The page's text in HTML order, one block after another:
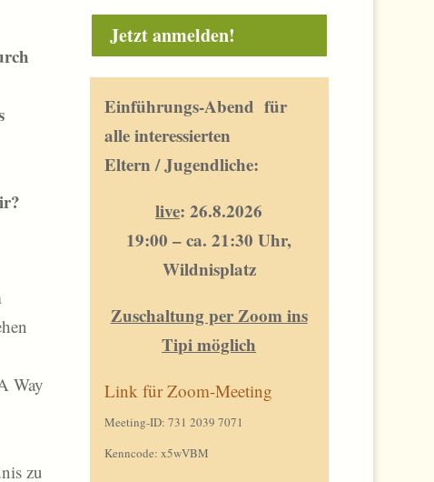
Way
zu
Jetzt anmelden!
Einführungs-Abend für
alle interessierten
Eltern / Jugendliche:
live: 26.8.2026
19:00 – ca. 21:30 Uhr,
Wildnisplatz
Zuschaltung per Zoom ins
Tipi möglich
Link für Zoom-Meeting
Meeting-ID: 731 2039 7071
Kenncode: x5wVBM